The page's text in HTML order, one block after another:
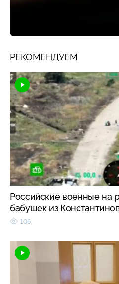
РЕКОМЕНДУЕМ
Российские военные на
бабушек из
106